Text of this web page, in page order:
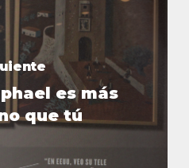
es más
que tú